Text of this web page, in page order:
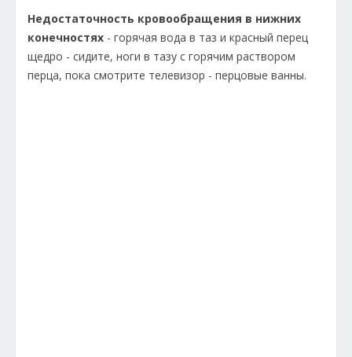
Недостаточность кровообращения в нижних
конечностях - горячая вода в таз и красный перец
щедро - сидите, ноги в тазу с горячим раствором
перца, пока смотрите телевизор - перцовые ванны.